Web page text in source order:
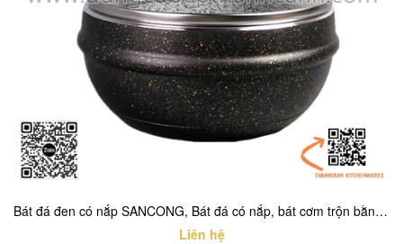
Bát đá đen có nắp SANCONG, Bát đá có nắp, bát cơm trộn bằng đá có nắp
Liên hệ